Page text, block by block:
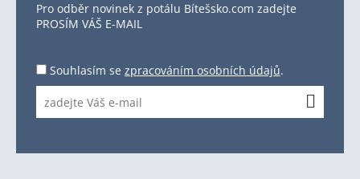
Pro odběr novinek z potálu Bítešsko.com zadejte
PROSÍM VÁŠ E-MAIL
Souhlasím se zpracováním osobních údajů.